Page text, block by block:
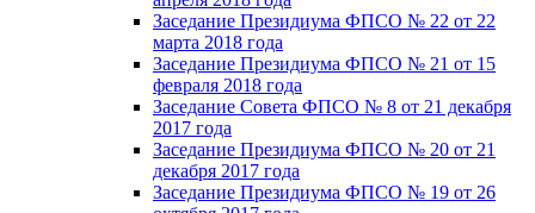
Заседание Президиума ФПСО № 22 от 22
марта 2018 года
Заседание Президиума ФПСО № 21 от 15
февраля 2018 года
Заседание Совета ФПСО № 8 от 21 декабря
2017 года
Заседание Президиума ФПСО № 20 от 21
декабря 2017 года
Заседание Президиума ФПСО № 19 от 26